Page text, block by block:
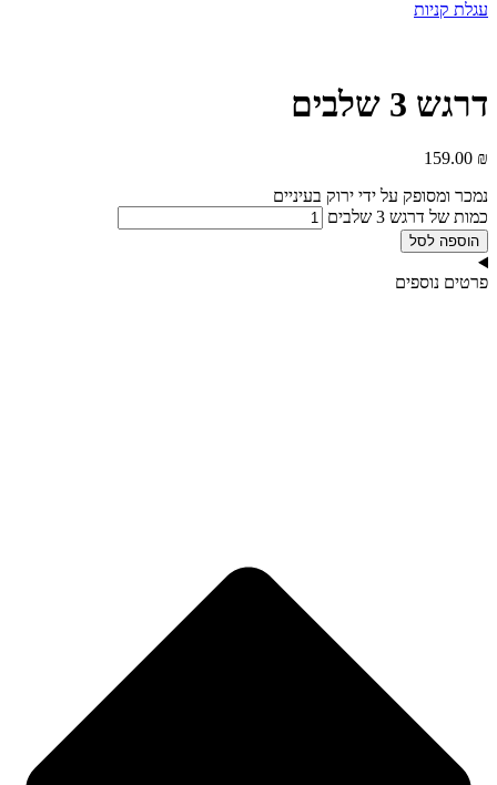
עגלת קניות
דרגש 3 שלבים
159.00 ₪
נמכר ומסופק על ידי ירוק בעיניים
כמות של דרגש 3 שלבים
הוספה לסל
פרטים נוספים